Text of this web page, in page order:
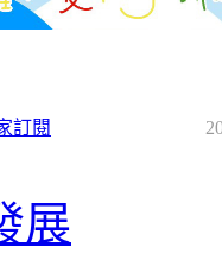
訂閱
展